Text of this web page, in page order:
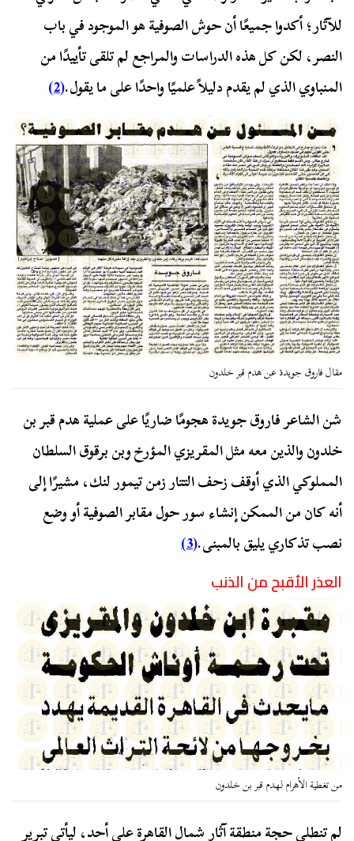
للآثار؛ أكدوا جميعًا أن حوش الصوفية هو الموجود في باب
النصر، لكن كل هذه الدراسات والمراجع لم تلقى تأييدًا من
المنباوي الذي لم يقدم دليلاً علميًا واحدًا على ما يقول.(2)
مقال فاروق جويدة عن هدم قبر خلدون
شن الشاعر فاروق جويدة هجومًا ضاريًا على عملية هدم قبر بن
خلدون والذين معه مثل المقريزي المؤرخ وبن برقوق السلطان
المملوكي الذي أوقف زحف التتار زمن تيمور لنك، مشيرًا إلى
أنه كان من الممكن إنشاء سور حول مقابر الصوفية أو وضع
نصب تذكاري يليق بالمبنى.(3)
العذر الأقبح من الذنب
من تغطية الأهرام لهدم قبر بن خلدون
لم تنطلي حجة منطقة آثار شمال القاهرة على أحد، ليأتي تبرير